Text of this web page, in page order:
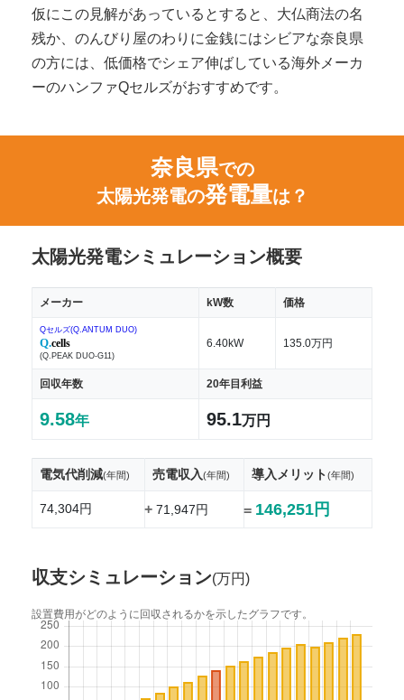
仮にこの見解があっているとすると、大仏商法の名
残か、のんびり屋のわりに金銭にはシビアな奈良県
の方には、低価格でシェア伸ばしている海外メーカ
ーのハンファQセルズがおすすめです。
奈良県での
太陽光発電の発電量は？
太陽光発電シミュレーション概要
メーカー kW数 価格
Qセルズ(Q.ANTUM DUO)
Q.cells
(Q.PEAK DUO-G11)
6.40kW 135.0万円
回収年数 20年目利益
9.58年 95.1万円
電気代削減(年間) 売電収入(年間) 導入メリット(年間)
74,304円 +71,947円 = 146,251円
収支シミュレーション(万円)
設置費用がどのように回収されるかを示したグラフです。